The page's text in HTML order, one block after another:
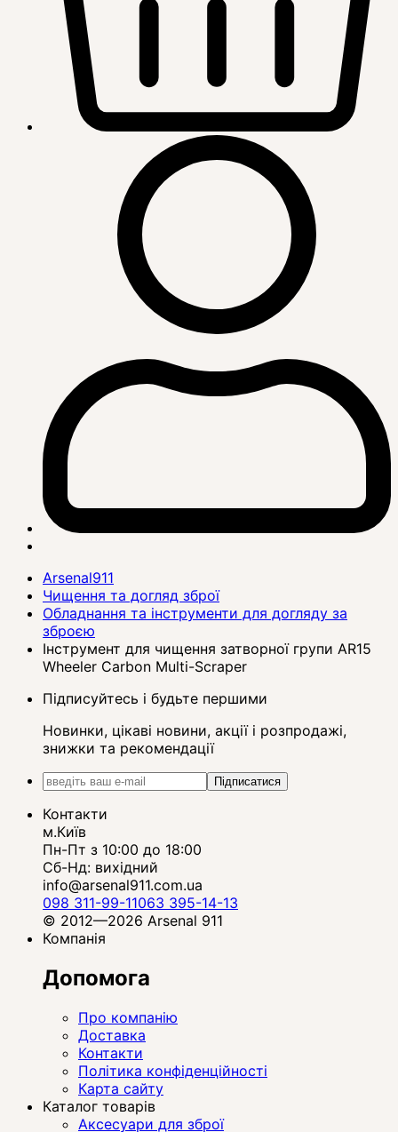
Arsenal911
Чищення та догляд зброї
Обладнання та інструменти для догляду за
зброєю
Інструмент для чищення затворної групи AR15
Wheeler Carbon Multi-Scraper
Підписуйтесь і будьте першими
Новинки, цікаві новини, акції і розпродажі,
знижки та рекомендації
Підписатися
Контакти
м.Київ
Пн-Пт з 10:00 до 18:00
Сб-Нд: вихідний
info@arsenal911.com.ua
098 311-99-11063 395-14-13
© 2012—2026 Arsenal 911
Компанія
Допомога
Про компанію
Доставка
Контакти
Політика конфіденційності
Карта сайту
Каталог товарів
Аксесуари для зброї